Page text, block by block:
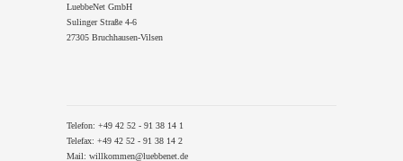
LuebbeNet GmbH
Sulinger Straße 4-6
27305 Bruchhausen-Vilsen
Telefon: +49 42 52 - 91 38 14 1
Telefax: +49 42 52 - 91 38 14 2
Mail: willkommen@luebbenet.de